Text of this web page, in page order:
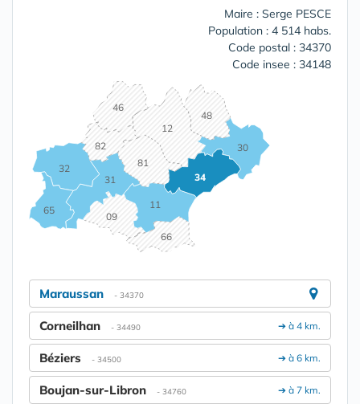
Maire : Serge PESCE
Population : 4 514 habs.
Code postal : 34370
Code insee : 34148
09
11
12
30
31
32
34
46
48
65
66
81
82
Maraussan - 34370
➔ à 4 km.
Corneilhan - 34490
➔ à 6 km.
Béziers - 34500
➔ à 7 km.
Boujan-sur-Libron - 34760